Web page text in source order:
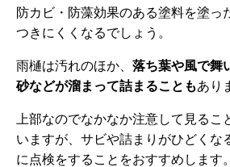
防カビ・防藻効果のある塗料を塗っ
つきにくくなるでしょう。
雨樋は汚れのほか、 落ち葉や風で舞
砂などが溜まって詰まることもあり
上部なのでなかなか注意して見るこ
いますが、サビや詰まりがひどくな
に点検をすることをおすすめします。